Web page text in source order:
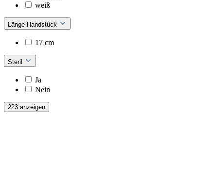
weiß
Länge Handstück
17 cm
Steril
Ja
Nein
223 anzeigen